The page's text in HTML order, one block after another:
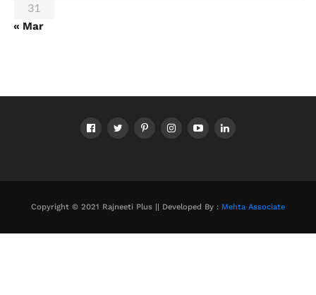
31
« Mar
Copyright © 2021 Rajneeti Plus || Developed By : Mehta Associate